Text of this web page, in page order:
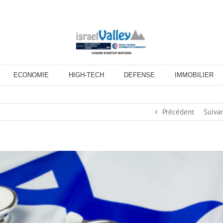
ECONOMIE HIGH-TECH DEFENSE IMMOBILIER
Précédent